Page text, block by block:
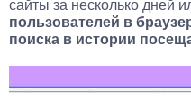
сайты за несколько дней
пользователей в
поиска в истории